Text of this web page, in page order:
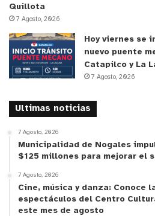
Quillota
7 Agosto, 2026
Hoy viernes se
nuevo puente
Catapilco y La
7 Agosto, 2026
Ultimas noticias
7 Agosto, 2026
Municipalidad de Nogales
$125 millones para mejorar el
7 Agosto, 2026
Cine, música y danza: Conoce
espectáculos del Centro
este mes de agosto